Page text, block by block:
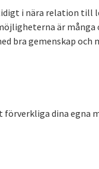
i nära relation till
är många
bra gemenskap
dina egna